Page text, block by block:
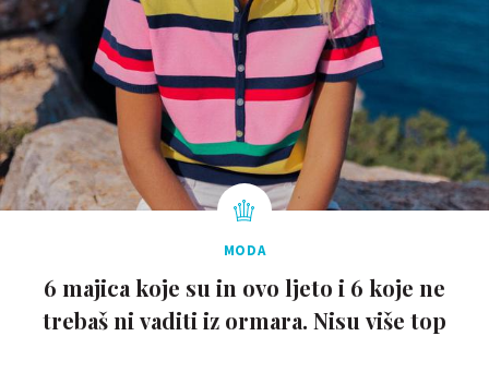
MODA
6 majica koje su in ovo ljeto i 6 koje ne
trebaš ni vaditi iz ormara. Nisu više top